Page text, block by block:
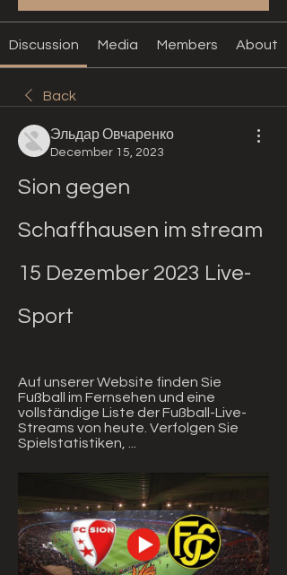
Discussion Media Members About
Back
Эльдар Овчаренко
December 15, 2023
Sion gegen
Schaffhausen im stream
15 Dezember 2023 Live-
Sport
Auf unserer Website finden Sie
Fußball im Fernsehen und eine
vollständige Liste der Fußball-Live-
Streams von heute. Verfolgen Sie
Spielstatistiken, ...